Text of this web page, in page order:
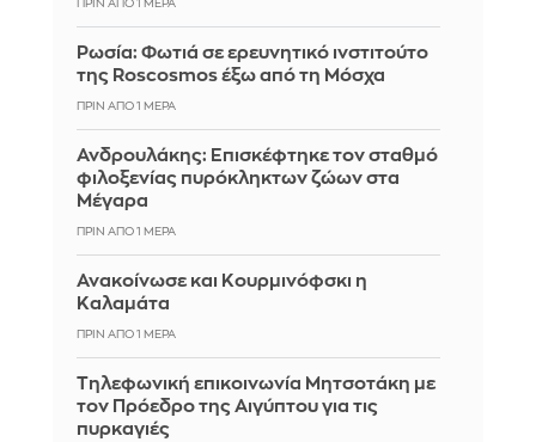
ΠΡΙΝ ΑΠΌ 1 ΜΈΡΑ
Ρωσία: Φωτιά σε ερευνητικό ινστιτούτο
της Roscosmos έξω από τη Μόσχα
ΠΡΙΝ ΑΠΌ 1 ΜΈΡΑ
Ανδρουλάκης: Επισκέφτηκε τον σταθμό
φιλοξενίας πυρόκληκτων ζώων στα
Μέγαρα
ΠΡΙΝ ΑΠΌ 1 ΜΈΡΑ
Ανακοίνωσε και Κουρμινόφσκι η
Καλαμάτα
ΠΡΙΝ ΑΠΌ 1 ΜΈΡΑ
Τηλεφωνική επικοινωνία Μητσοτάκη με
τον Πρόεδρο της Αιγύπτου για τις
πυρκαγιές